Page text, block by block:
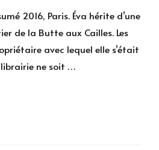
2016, Paris. Éva hérite d’une
de la Butte aux Cailles. Les
avec lequel elle s’était
librairie ne soit …